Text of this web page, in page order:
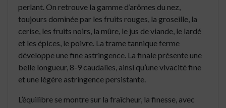
perlant. On retrouve la gamme d’arômes du nez,
toujours dominée par les fruits rouges, la groseille, la
cerise, les fruits noirs, la mûre, le jus de viande, le lardé
et les épices, le poivre. La trame tannique ferme
développe une fine astringence. La finale présente une
belle longueur, 8-9 caudalies, ainsi qu’une vivacité fine
et une légère astringence persistante.
L’équilibre se montre sur la fraîcheur, la finesse, avec